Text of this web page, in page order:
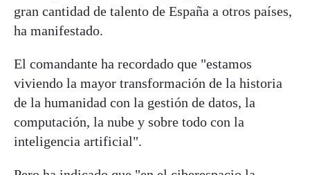
gran cantidad de talento de España a otros países,
ha manifestado.
El comandante ha recordado que "estamos
viviendo la mayor transformación de la historia
de la humanidad con la gestión de datos, la
computación, la nube y sobre todo con la
inteligencia artificial".